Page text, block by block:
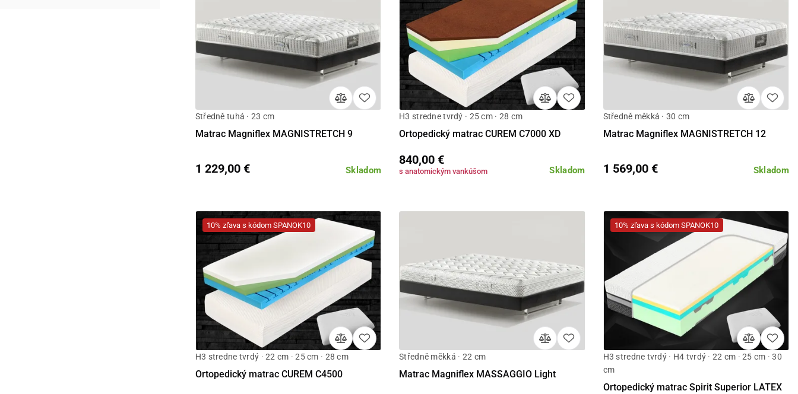
Středně tuhá · 23 cm
Matrac Magniflex MAGNISTRETCH 9
Skladom
1 229,00 €
H3 stredne tvrdý · 25 cm · 28 cm
Ortopedický matrac CUREM C7000 XD
Skladom
840,00 €
s anatomickým vankúšom
Středně měkká · 30 cm
Matrac Magniflex MAGNISTRETCH 12
Skladom
1 569,00 €
10% zľava s kódom SPANOK10
H3 stredne tvrdý · 22 cm · 25 cm · 28 cm
Ortopedický matrac CUREM C4500
Středně měkká · 22 cm
Matrac Magniflex MASSAGGIO Light
10% zľava s kódom SPANOK10
H3 stredne tvrdý · H4 tvrdý · 22 cm · 25 cm · 30
cm
Ortopedický matrac Spirit Superior LATEX